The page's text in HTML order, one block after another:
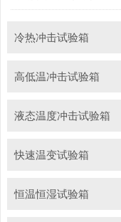
冷热冲击试验箱
高低温冲击试验箱
液态温度冲击试验箱
快速温变试验箱
恒温恒湿试验箱